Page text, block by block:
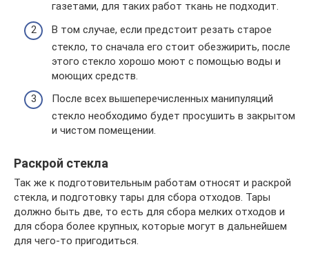
газетами, для таких работ ткань не подходит.
В том случае, если предстоит резать старое
стекло, то сначала его стоит обезжирить, после
этого стекло хорошо моют с помощью воды и
моющих средств.
После всех вышеперечисленных манипуляций
стекло необходимо будет просушить в закрытом
и чистом помещении.
Раскрой стекла
Так же к подготовительным работам относят и раскрой
стекла, и подготовку тары для сбора отходов. Тары
должно быть две, то есть для сбора мелких отходов и
для сбора более крупных, которые могут в дальнейшем
для чего-то пригодиться.